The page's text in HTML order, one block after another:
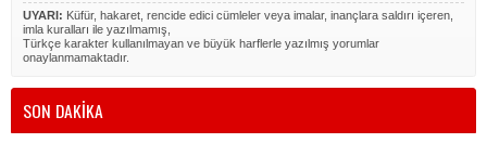
UYARI: Küfür, hakaret, rencide edici cümleler veya imalar, inançlara saldırı içeren,
imla kuralları ile yazılmamış,
Türkçe karakter kullanılmayan ve büyük harflerle yazılmış yorumlar
onaylanmamaktadır.
SON DAKİKA